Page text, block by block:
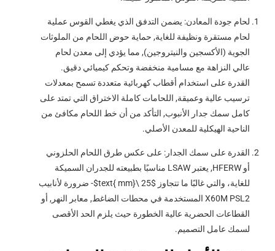
لحام جودة المعادن: يضمن التدفق الذي يغطي القوس عملية
لحام مستقرة ونظيفة للغاية, حماية حوض اللحام من الملوثات
الجوية (الأكسجين والنيتروجين), مما يؤدي إلى معدن لحام
عالي النزاهة مع مسامية منخفضة وتحكم كيميائي دقيق.
القدرة على استخدام أقطاب كهربائية متعددة تسمح بمعدلات
ترسيب عالية وعميقة, اللحامات كاملة الاختراق التي تمتد على
كامل سمك جدار الأنبوب, التأكد من أن خط اللحام مكافئ من
الناحية الهيكلية للمعدن الأصلي.
القدرة على سمك الجدار: على عكس طرق اللحام الحلزوني
أو HFERW, يعتبر LSAW مناسبًا بطبيعته للجدران السميكة
للغاية، والتي غالبًا ما تتجاوز $25 \text{ mm}$
- ضرورة لأنابيب
X60M PSL2 المستخدمة في محطات الضاغط, معابر النهر, أو
القطاعات الحضرية عالية الخطورة حيث يلزم الحد الأقصى
لسمك عامل التصميم.